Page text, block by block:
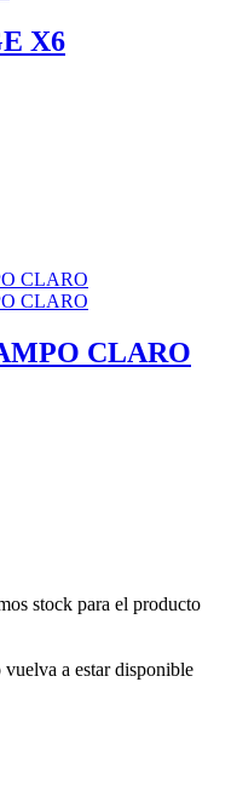
X6
CLARO
stock para el producto
vuelva a estar disponible